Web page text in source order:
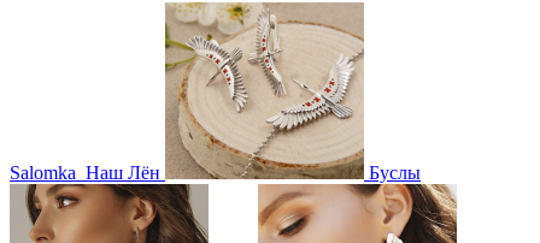
Salomka Наш Лён Буслы